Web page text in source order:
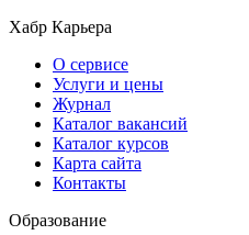
Хабр Карьера
О сервисе
Услуги и цены
Журнал
Каталог вакансий
Каталог курсов
Карта сайта
Контакты
Образование